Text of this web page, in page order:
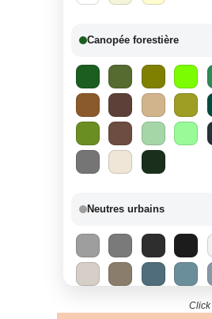
Canopée forestière
Neutres urbains
Click